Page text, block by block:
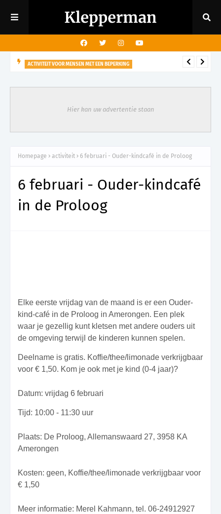
ACTIVITEIT VOOR MENSEN MET EEN BEPERKING
visuele beperking
Hier kan uw advertentie staan
Homepage activiteit 6 februari - Ouder-kindcafé in de Proloog
6 februari - Ouder-kindcafé
in de Proloog
Elke eerste vrijdag van de maand is er een Ouder-
kind-café in de Proloog in Amerongen. Een plek
waar je gezellig kunt kletsen met andere ouders uit
de omgeving terwijl de kinderen kunnen spelen.
Deelname is gratis. Koffie/thee/limonade verkrijgbaar
voor € 1,50. Kom je ook met je kind (0-4 jaar)?
Datum: vrijdag 6 februari
Tijd: 10:00 - 11:30 uur
Plaats: De Proloog, Allemanswaard 27, 3958 KA
Amerongen
Kosten: geen, Koffie/thee/limonade verkrijgbaar voor
€ 1,50
Meer informatie: Merel Kahmann, tel. 06-24912927